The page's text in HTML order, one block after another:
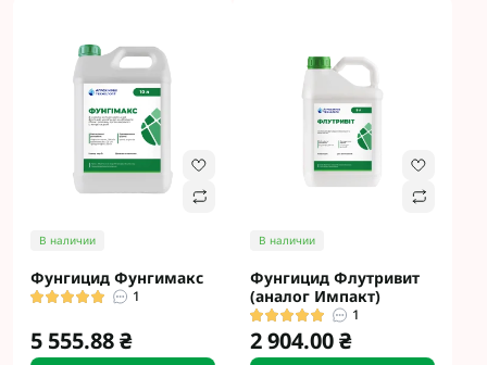
В наличии
Фунгицид Фунгимакс
1
5 555.88 ₴
В наличии
Фунгицид Флутривит
(аналог Импакт)
1
2 904.00 ₴